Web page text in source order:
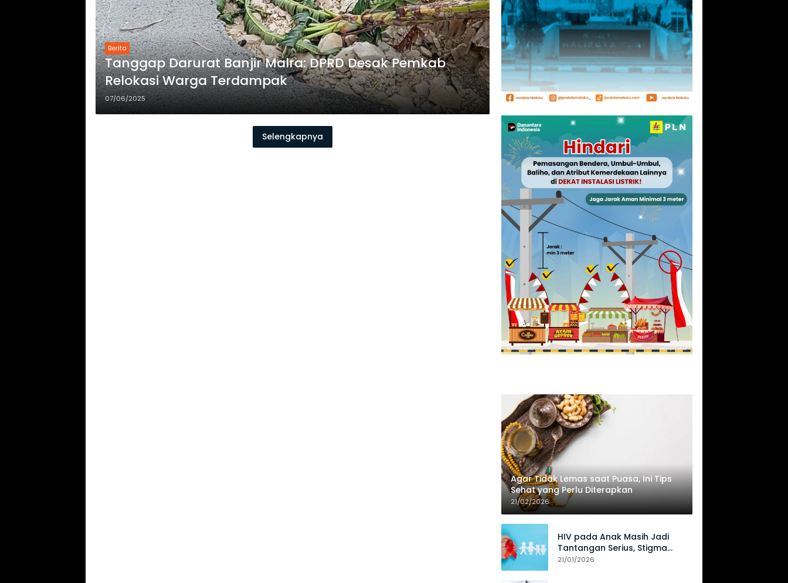
Berita
Tanggap Darurat Banjir Malra: DPRD Desak Pemkab
Relokasi Warga Terdampak
07/06/2025
Selengkapnya
Agar Tidak Lemas saat Puasa, Ini Tips
Sehat yang Perlu Diterapkan
21/02/2026
HIV pada Anak Masih Jadi
Tantangan Serius, Stigma
Hambat Akses Perawatan
21/01/2026